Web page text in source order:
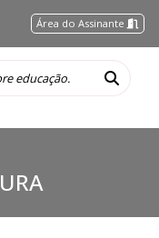
Área do Assinante